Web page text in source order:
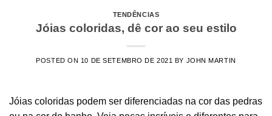
TENDÊNCIAS
Jóias coloridas, dê cor ao seu estilo
POSTED ON 10 DE SETEMBRO DE 2021 BY JOHN MARTIN
Jóias coloridas podem ser diferenciadas na cor das pedras